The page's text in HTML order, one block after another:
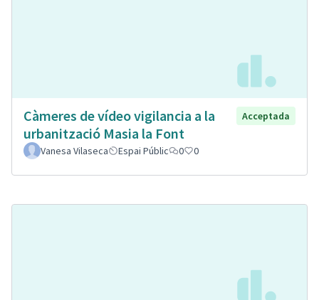
Càmeres de vídeo vigilancia a la
urbanització Masia la Font
Acceptada
Vanesa Vilaseca Espai Públic 0 0